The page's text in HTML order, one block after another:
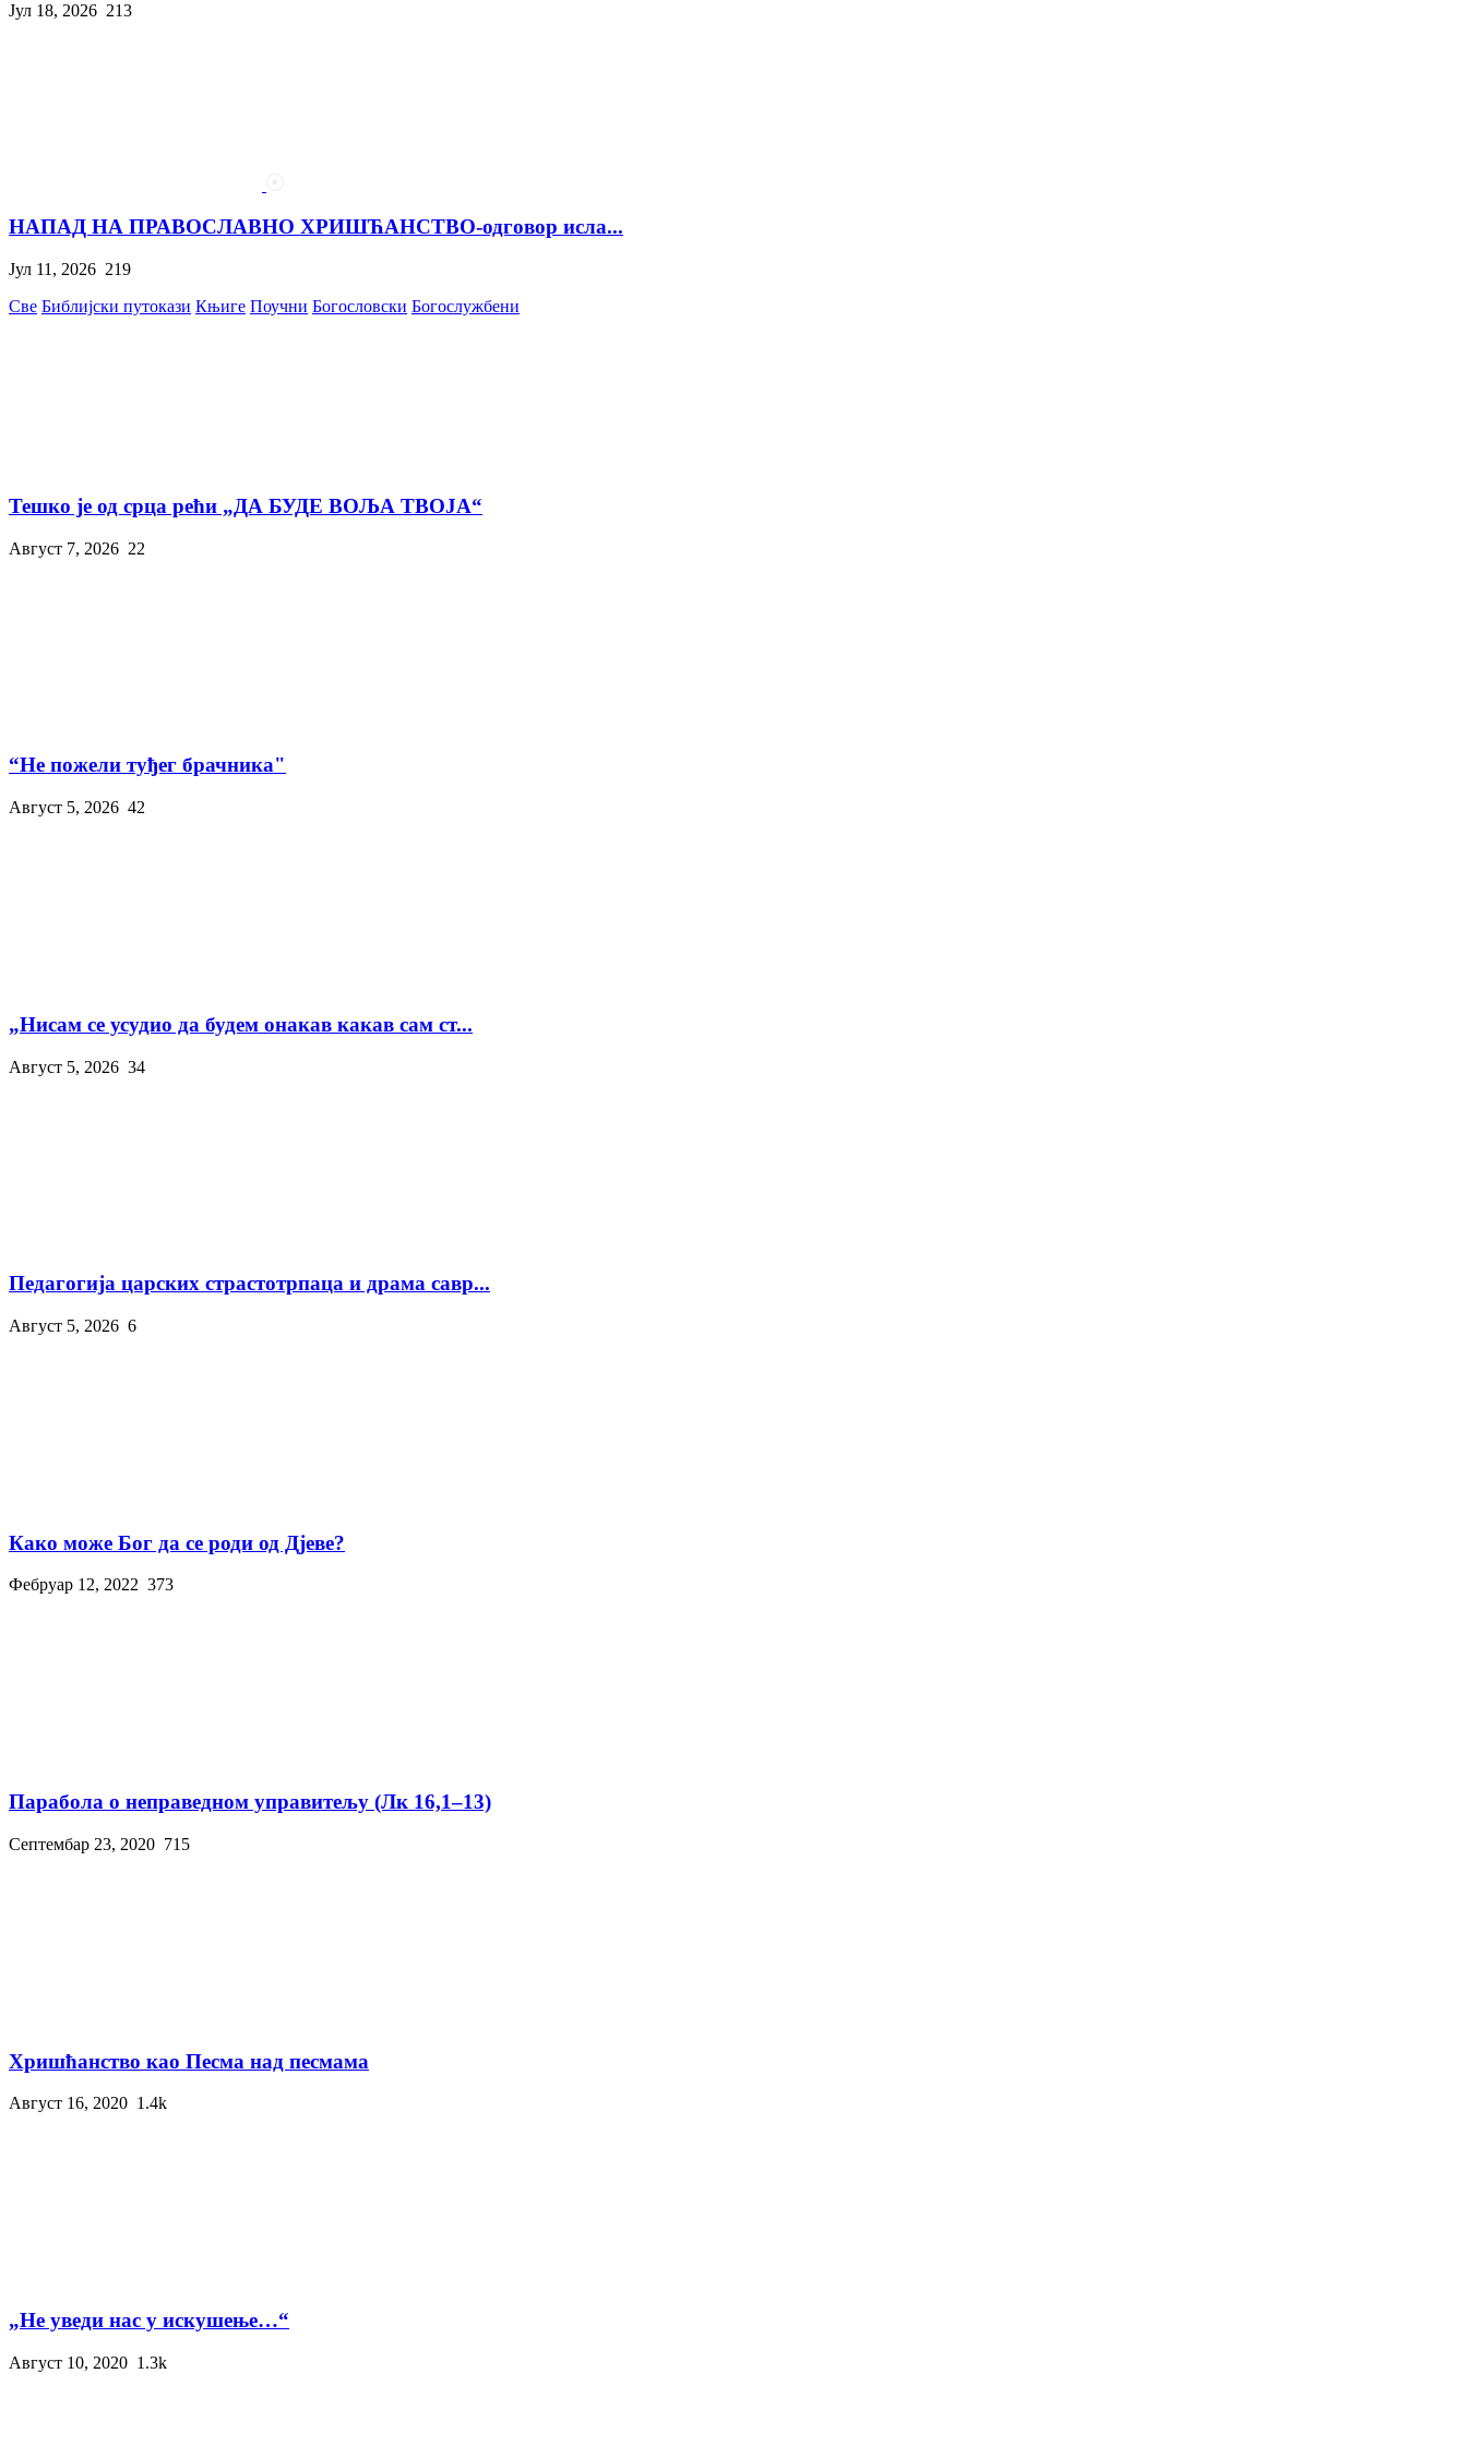
Јул 18, 2026 213
НАПАД НА ПРАВОСЛАВНО ХРИШЋАНСТВО-одговор исла...
Јул 11, 2026 219
Све Библијски путокази Књиге Поучни Богословски Богослужбени
Тешко је од срца рећи „ДА БУДЕ ВОЉА ТВОЈА“
Август 7, 2026 22
“Не пожели туђег брачника"
Август 5, 2026 42
„Нисам се усудио да будем онакав какав сам ст...
Август 5, 2026 34
Педагогија царских страстотрпаца и драма савр...
Август 5, 2026 6
Како може Бог да се роди од Дјеве?
Фебруар 12, 2022 373
Парабола о неправедном управитељу (Лк 16,1–13)
Септембар 23, 2020 715
Хришћанство као Песма над песмама
Август 16, 2020 1.4k
„Не уведи нас у искушење…“
Август 10, 2020 1.3k